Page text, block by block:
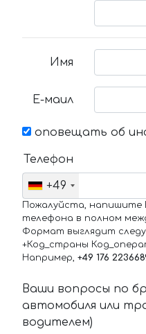
Имя
Е-маил
оповещать об
Телефон
+49
Пожалуйста,
телефона в полном
Формат выглядит
+Код_страны
Например, +49 176
Ваши вопросы по
автомобиля или
водителем)